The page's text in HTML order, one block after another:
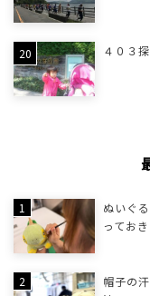
４０３
ぬいぐ
ってお
帽子の